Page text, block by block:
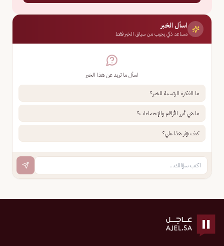
اسأل الخبر
مساعد ذكي يجيب من سياق الخبر فقط
اسأل ما تريد عن هذا الخبر
ما الفكرة الرئيسية للخبر؟
ما هي أبرز الأرقام والإحصاءات؟
كيف يؤثر هذا علي؟